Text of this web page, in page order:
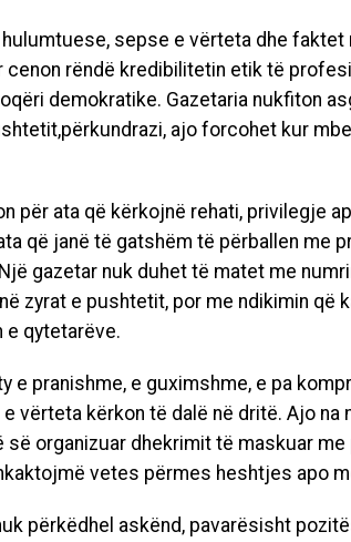
hulumtuese, sepse e vërteta dhe faktet
cenon rëndë kredibilitetin etik të
demokratike. Gazetaria nukfiton
,përkundrazi, ajo forcohet kur
për ata që kërkojnë rehati, privilegje
që janë të gatshëm të përballen me
gazetar nuk duhet të matet me
zyrat e pushtetit, por me ndikimin që
e qytetarëve.
e pranishme, e guximshme, e pa
vërteta kërkon të dalë në dritë. Ajo na
së organizuar dhekrimit të maskuar me
vetes përmes heshtjes apo
përkëdhel askënd, pavarësisht